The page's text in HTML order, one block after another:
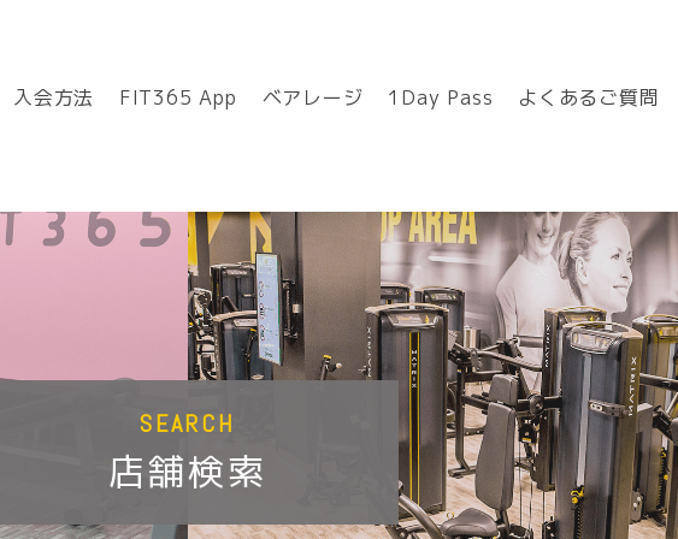
入会方法 FIT365 App ベアレージ 1Day Pass よくあるご質問
SEARCH
店舗検索